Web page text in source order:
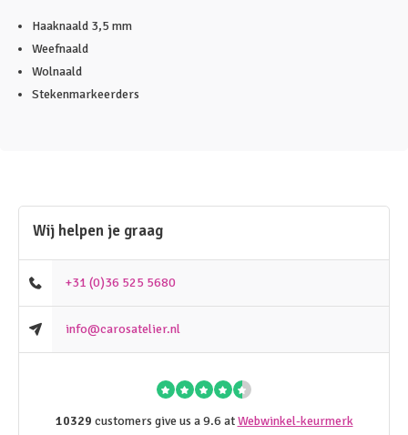
Haaknaald 3,5 mm
Weefnaald
Wolnaald
Stekenmarkeerders
Wij helpen je graag
+31 (0)36 525 5680
info@carosatelier.nl
10329 customers give us a 9.6 atWebwinkel-keurmerk